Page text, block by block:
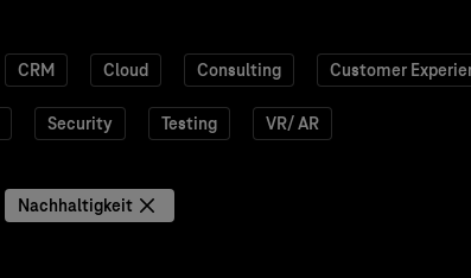
CRM Cloud Consulting Customer
Security Testing VR/ AR
Nachhaltigkeit